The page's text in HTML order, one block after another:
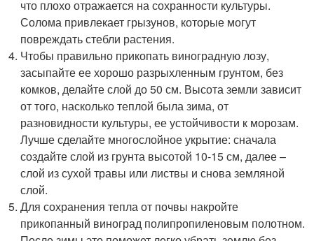
что плохо отражается на сохранности культуры.
Солома привлекает грызунов, которые могут
повреждать стебли растения.
Чтобы правильно прикопать виноградную лозу,
засыпайте ее хорошо разрыхленным грунтом, без
комков, делайте слой до 50 см. Высота земли зависит
от того, насколько теплой была зима, от
разновидности культуры, ее устойчивости к морозам.
Лучше сделайте многослойное укрытие: сначала
создайте слой из грунта высотой 10-15 см, далее –
слой из сухой травы или листвы и снова земляной
слой.
Для сохранения тепла от почвы накройте
прикопанный виноград полипропиленовым полотном.